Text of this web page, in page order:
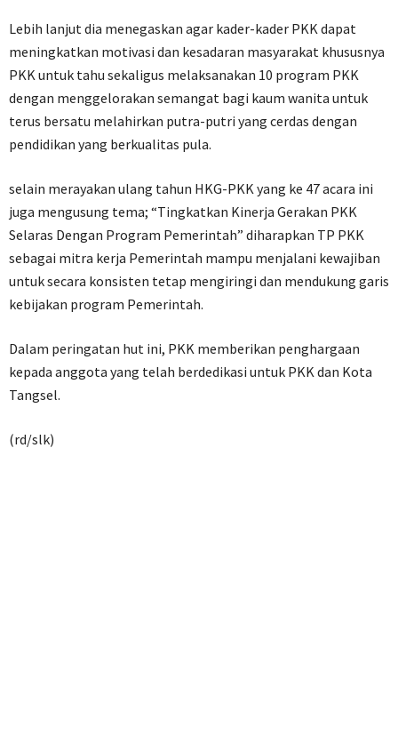
Lebih lanjut dia menegaskan agar kader-kader PKK dapat
meningkatkan motivasi dan kesadaran masyarakat khususnya
PKK untuk tahu sekaligus melaksanakan 10 program PKK
dengan menggelorakan semangat bagi kaum wanita untuk
terus bersatu melahirkan putra-putri yang cerdas dengan
pendidikan yang berkualitas pula.
selain merayakan ulang tahun HKG-PKK yang ke 47 acara ini
juga mengusung tema; “Tingkatkan Kinerja Gerakan PKK
Selaras Dengan Program Pemerintah” diharapkan TP PKK
sebagai mitra kerja Pemerintah mampu menjalani kewajiban
untuk secara konsisten tetap mengiringi dan mendukung garis
kebijakan program Pemerintah.
Dalam peringatan hut ini, PKK memberikan penghargaan
kepada anggota yang telah berdedikasi untuk PKK dan Kota
Tangsel.
(rd/slk)